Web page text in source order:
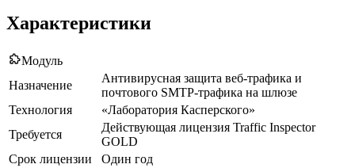
Характеристики
Модуль
Назначение
Антивирусная защита веб-трафика и
почтового SMTP-трафика на шлюзе
Технология
«Лаборатория Касперского»
Требуется
Действующая лицензия Traffic Inspector
GOLD
Срок лицензии
Один год